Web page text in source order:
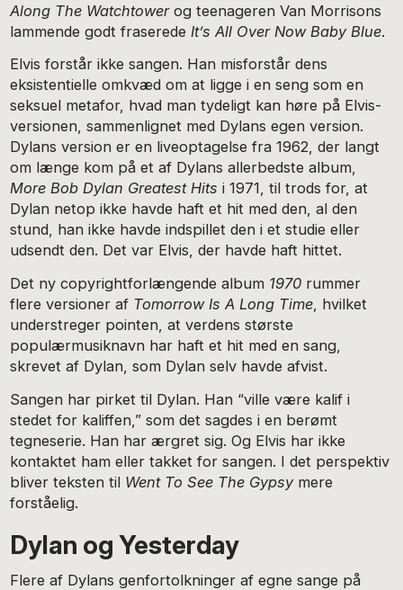
Along The Watchtowerog teenageren Van Morrisons
lammende godt fraserede It’s All Over Now Baby Blue.
Elvis forstår ikke sangen. Han misforstår dens
eksistentielle omkvæd om at ligge i en seng som en
seksuel metafor, hvad man tydeligt kan høre på Elvis-
versionen, sammenlignet med Dylans egen version.
Dylans version er en liveoptagelse fra 1962, der langt
om længe kom på et af Dylans allerbedste album,
More Bob Dylan Greatest Hits i 1971, til trods for, at
Dylan netop ikke havde haft et hit med den, al den
stund, han ikke havde indspillet den i et studie eller
udsendt den. Det var Elvis, der havde haft hittet.
Det ny copyrightforlængende album 1970 rummer
flere versioner af Tomorrow Is A Long Time, hvilket
understreger pointen, at verdens største
populærmusiknavn har haft et hit med en sang,
skrevet af Dylan, som Dylan selv havde afvist.
Sangen har pirket til Dylan. Han “ville være kalif i
stedet for kaliffen,” som det sagdes i en berømt
tegneserie. Han har ærgret sig. Og Elvis har ikke
kontaktet ham eller takket for sangen. I det perspektiv
bliver teksten til Went To See The Gypsymere
forståelig.
Dylan og Yesterday
Flere af Dylans genfortolkninger af egne sange på